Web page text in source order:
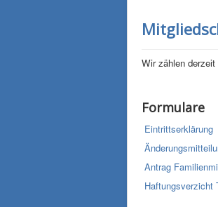
Wir zählen
Formulare
Eintrittserklärung
Antrag
Haftungsverzicht